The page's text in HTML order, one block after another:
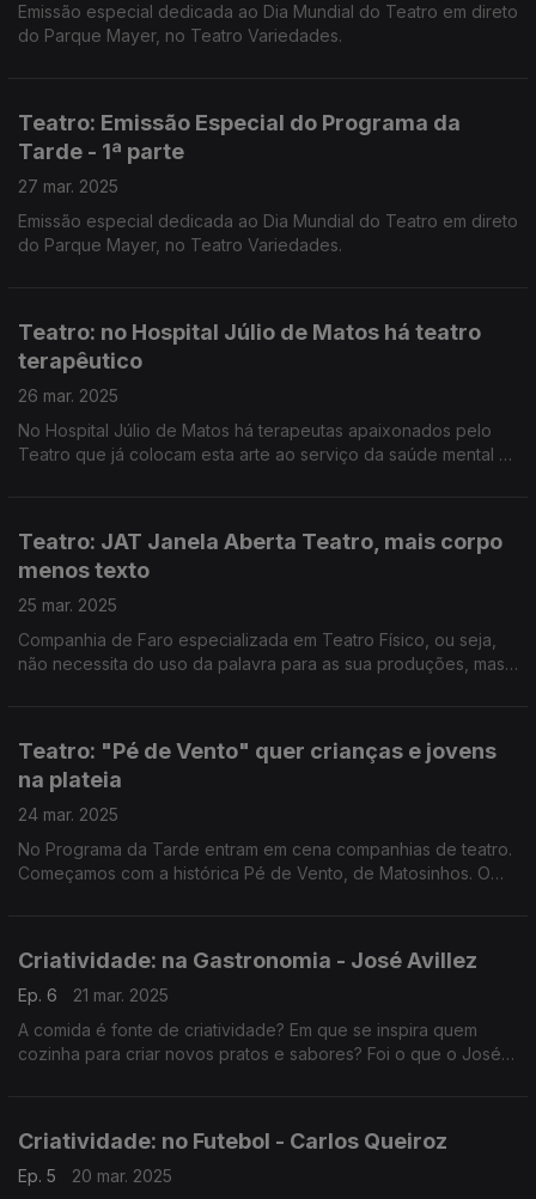
Emissão especial dedicada ao Dia Mundial do Teatro em direto
do Parque Mayer, no Teatro Variedades.
Teatro: Emissão Especial do Programa da
Tarde - 1ª parte
27 mar. 2025
Emissão especial dedicada ao Dia Mundial do Teatro em direto
do Parque Mayer, no Teatro Variedades.
Teatro: no Hospital Júlio de Matos há teatro
terapêutico
26 mar. 2025
No Hospital Júlio de Matos há terapeutas apaixonados pelo
Teatro que já colocam esta arte ao serviço da saúde mental há
Teatro: JAT Janela Aberta Teatro, mais corpo
menos texto
25 mar. 2025
Companhia de Faro especializada em Teatro Físico, ou seja,
não necessita do uso da palavra para as sua produções, mas
Teatro: "Pé de Vento" quer crianças e jovens
na plateia
24 mar. 2025
No Programa da Tarde entram em cena companhias de teatro.
Começamos com a histórica Pé de Vento, de Matosinhos. O
Criatividade: na Gastronomia - José Avillez
Ep. 6
21 mar. 2025
A comida é fonte de criatividade? Em que se inspira quem
cozinha para criar novos pratos e sabores? Foi o que o José
Criatividade: no Futebol - Carlos Queiroz
Ep. 5
20 mar. 2025